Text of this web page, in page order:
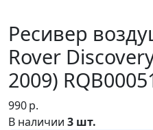
Ресивер
Rover
2009)
990р.
В наличии 3 шт.